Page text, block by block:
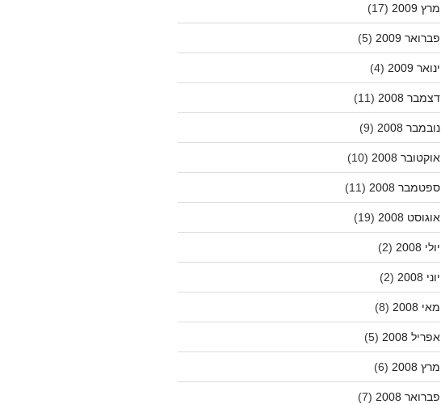
מרץ 2009 (17)
פברואר 2009 (5)
ינואר 2009 (4)
דצמבר 2008 (11)
נובמבר 2008 (9)
אוקטובר 2008 (10)
ספטמבר 2008 (11)
אוגוסט 2008 (19)
יולי 2008 (2)
יוני 2008 (2)
מאי 2008 (8)
אפריל 2008 (5)
מרץ 2008 (6)
פברואר 2008 (7)